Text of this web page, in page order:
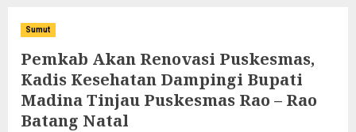
Sumut
Pemkab Akan Renovasi Puskesmas,
Kadis Kesehatan Dampingi Bupati
Madina Tinjau Puskesmas Rao – Rao
Batang Natal